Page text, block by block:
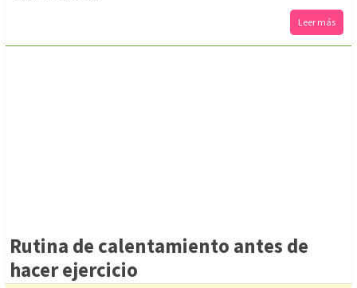
Leer más
Rutina de calentamiento antes de
hacer ejercicio